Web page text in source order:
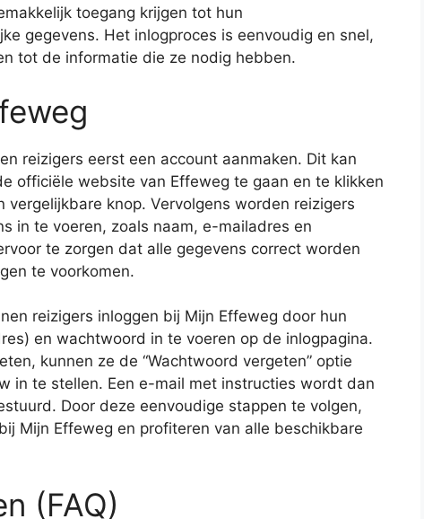
toegang krijgen tot hun
gegevens. Het inlogproces is eenvoudig en snel,
tot de informatie die ze nodig hebben.
reizigers eerst een account aanmaken. Dit kan
officiële website van Effeweg te gaan en te klikken
vergelijkbare knop. Vervolgens worden reizigers
in te voeren, zoals naam, e-mailadres en
te zorgen dat alle gegevens correct worden
te voorkomen.
reizigers inloggen bij Mijn Effeweg door hun
en wachtwoord in te voeren op de inlogpagina.
kunnen ze de “Wachtwoord vergeten” optie
in te stellen. Een e-mail met instructies wordt dan
Door deze eenvoudige stappen te volgen,
Mijn Effeweg en profiteren van alle beschikbare
(FAQ)